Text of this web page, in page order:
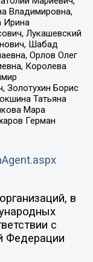
Владимировна,
Ирина
Лукашевский
Шабад
Орлов Олег
Королева
Золотухин Борис
Татьяна
Мара
Герман
в
с
Федерации